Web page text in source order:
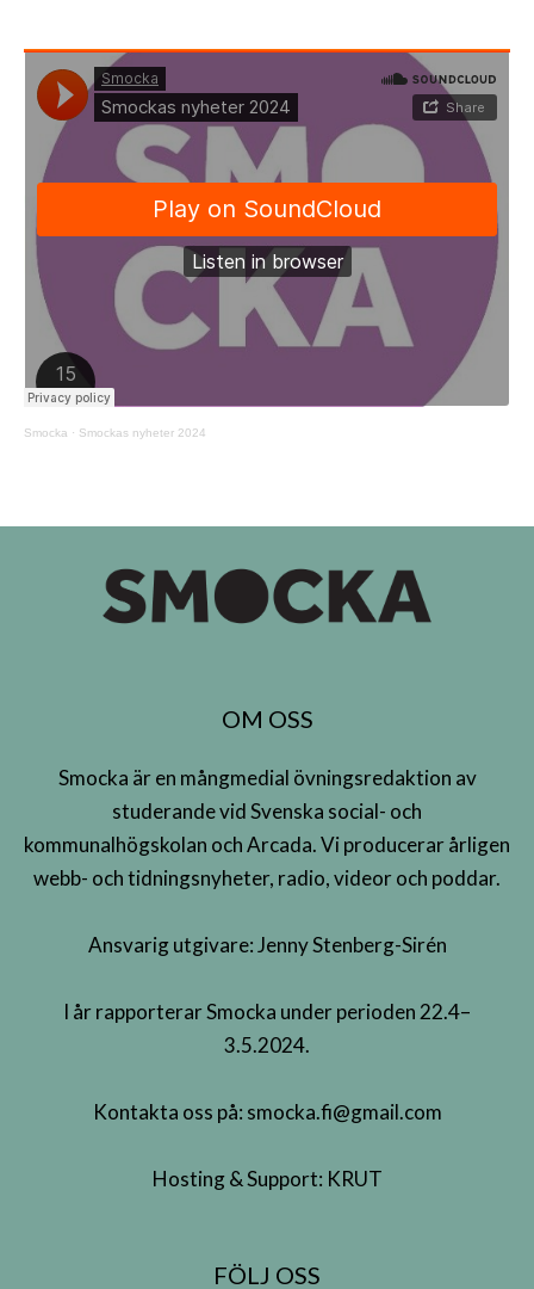
Smocka · Smockas nyheter 2024
OM OSS
Smocka är en mångmedial övningsredaktion av
studerande vid Svenska social- och
kommunalhögskolan och Arcada. Vi producerar årligen
webb- och tidningsnyheter, radio, videor och poddar.
Ansvarig utgivare: Jenny Stenberg-Sirén
I år rapporterar Smocka under perioden 22.4–
3.5.2024.
Kontakta oss på: smocka.fi@gmail.com
Hosting & Support: KRUT
FÖLJ OSS